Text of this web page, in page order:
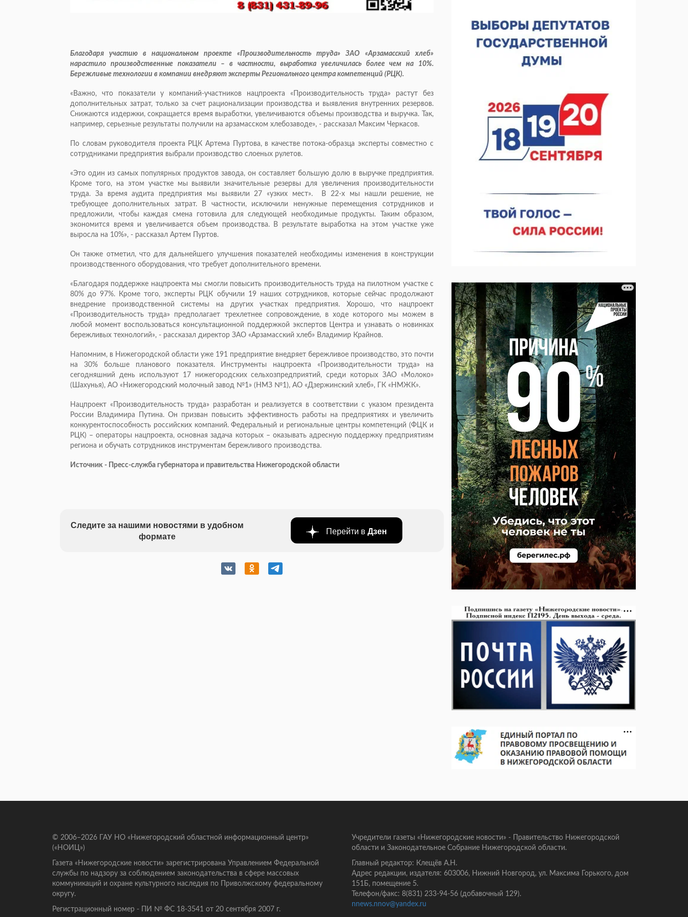
Благодаря участию в национальном проекте «Производительность труда» ЗАО «Арзамасский хлеб»
нарастило производственные показатели – в частности, выработка увеличилась более чем на 10%.
Бережливые технологии в компании внедряют эксперты Регионального центра компетенций (РЦК).
«Важно, что показатели у компаний-участников нацпроекта «Производительность труда» растут без
дополнительных затрат, только за счет рационализации производства и выявления внутренних резервов.
Снижаются издержки, сокращается время выработки, увеличиваются объемы производства и выручка. Так,
например, серьезные результаты получили на арзамасском хлебозаводе», - рассказал Максим Черкасов.
По словам руководителя проекта РЦК Артема Пуртова, в качестве потока-образца эксперты совместно с
сотрудниками предприятия выбрали производство слоеных рулетов.
«Это один из самых популярных продуктов завода, он составляет большую долю в выручке предприятия.
Кроме того, на этом участке мы выявили значительные резервы для увеличения производительности
труда. За время аудита предприятия мы выявили 27 «узких мест». В 22-х мы нашли решение, не
требующее дополнительных затрат. В частности, исключили ненужные перемещения сотрудников и
предложили, чтобы каждая смена готовила для следующей необходимые продукты. Таким образом,
экономится время и увеличивается объем производства. В результате выработка на этом участке уже
выросла на 10%», - рассказал Артем Пуртов.
Он также отметил, что для дальнейшего улучшения показателей необходимы изменения в конструкции
производственного оборудования, что требует дополнительного времени.
«Благодаря поддержке нацпроекта мы смогли повысить производительность труда на пилотном участке с
80% до 97%. Кроме того, эксперты РЦК обучили 19 наших сотрудников, которые сейчас продолжают
внедрение производственной системы на других участках предприятия. Хорошо, что нацпроект
«Производительность труда» предполагает трехлетнее сопровождение, в ходе которого мы можем в
любой момент воспользоваться консультационной поддержкой экспертов Центра и узнавать о новинках
бережливых технологий», - рассказал директор ЗАО «Арзамасский хлеб» Владимир Крайнов.
Напомним, в Нижегородской области уже 191 предприятие внедряет бережливое производство, это почти
на 30% больше планового показателя. Инструменты нацпроекта «Производительности труда» на
сегодняшний день используют 17 нижегородских сельхозпредприятий, среди которых ЗАО «Молоко»
(Шахунья), АО «Нижегородский молочный завод №1» (НМЗ №1), АО «Дзержинский хлеб», ГК «НМЖК».
Нацпроект «Производительность труда» разработан и реализуется в соответствии с указом президента
России Владимира Путина. Он призван повысить эффективность работы на предприятиях и увеличить
конкурентоспособность российских компаний. Федеральный и региональные центры компетенций (ФЦК и
РЦК) – операторы нацпроекта, основная задача которых – оказывать адресную поддержку предприятиям
региона и обучать сотрудников инструментам бережливого производства.
Источник - Пресс-служба губернатора и правительства Нижегородской области
Следите за нашими новостями в удобном
формате
Перейти в Дзен
07.08.2026 13:48
В Нижнем Новгороде отметили 70-летие Дня
строителя
07.08.2026 13:15
спортобъектов выросла на 28%
07.08.2026 12:15
В Нижнем Новгороде прошло совещание
Росгвардии
07.08.2026 12:04
© 2006–2026 ГАУ НО «Нижегородский областной информационный центр»
(«НОИЦ»)
Газета «Нижегородские новости» зарегистрирована Управлением Федеральной
службы по надзору за соблюдением законодательства в сфере массовых
коммуникаций и охране культурного наследия по Приволжскому федеральному
округу.
Регистрационный номер - ПИ № ФС 18-3541 от 20 сентября 2007 г.
Учредители газеты «Нижегородские новости» - Правительство Нижегородской
области и Законодательное Собрание Нижегородской области.
Главный редактор: Клещёв А.Н.
Адрес редакции, издателя: 603006, Нижний Новгород, ул. Максима Горького, дом
151Б, помещение 5.
Телефон/факс: 8(831) 233-94-56 (добавочный 129).
nnews.nnov@yandex.ru